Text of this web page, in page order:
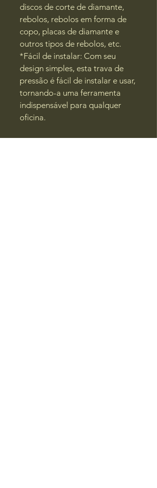
discos de corte de diamante,
rebolos, rebolos em forma de
copo, placas de diamante e
outros tipos de rebolos, etc.
*Fácil de instalar: Com seu
design simples, esta trava de
pressão é fácil de instalar e usar,
tornando-a uma ferramenta
indispensável para qualquer
oficina.